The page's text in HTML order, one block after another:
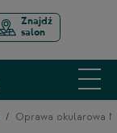
Znajdź
salon
Oprawa okularowa